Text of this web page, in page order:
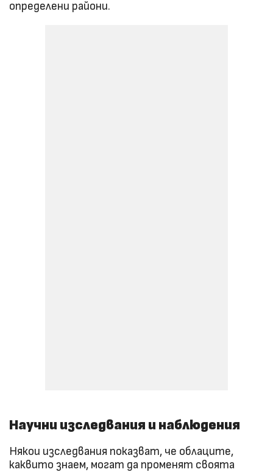
определени райони.
Научни изследвания и наблюдения
Някои изследвания показват, че облаците,
каквито знаем, могат да променят своята